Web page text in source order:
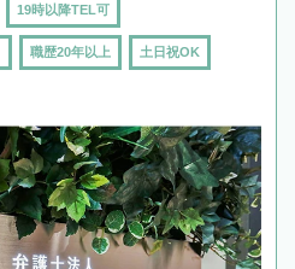
19時以降TEL可
職歴20年以上 土日祝OK